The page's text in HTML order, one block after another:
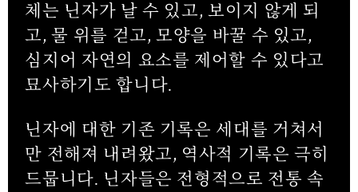
체는 닌자가 날 수 있고, 보이지 않게 되
고, 물 위를 걷고, 모양을 바꿀 수 있고,
심지어 자연의 요소를 제어할 수 있다고
묘사하기도 합니다.
닌자에 대한 기존 기록은 세대를 거쳐서
만 전해져 내려왔고, 역사적 기록은 극히
드뭅니다. 닌자들은 전형적으로 전통 속